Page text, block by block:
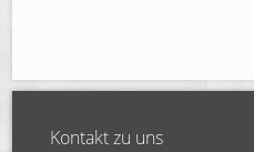
Kontakt zu uns